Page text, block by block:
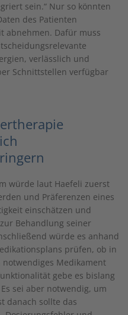
sein.“ Nur so könnten
des Patienten
abnehmen. Dafür muss
verlässlich und
Schnittstellen verfügbar
würde laut Haefeli zuerst
und Präferenzen eines
einschätzen und
Behandlung seiner
würde es anhand
prüfen, ob in
Medikament
gebe es bislang
sei aber notwendig, um
danach sollte das